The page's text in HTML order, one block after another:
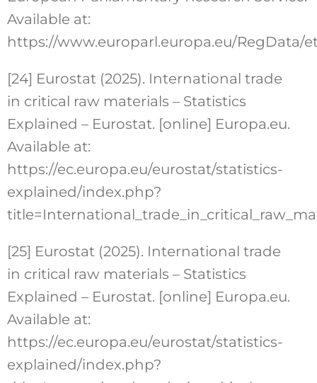
Available at:
https://www.europarl.europa.eu/RegData/
[24] Eurostat (2025). International trade
in critical raw materials – Statistics
Explained – Eurostat. [online] Europa.eu.
Available at:
https://ec.europa.eu/eurostat/statistics-
explained/index.php?
[25] Eurostat (2025). International trade
in critical raw materials – Statistics
Explained – Eurostat. [online] Europa.eu.
Available at:
https://ec.europa.eu/eurostat/statistics-
explained/index.php?